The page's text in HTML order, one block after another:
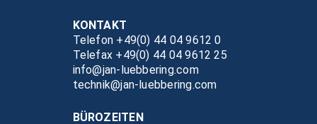
KONTAKT
Telefon +49(0) 44 04 9612 0
Telefax +49(0) 44 04 9612 25
info@jan-luebbering.com
technik@jan-luebbering.com
BÜROZEITEN